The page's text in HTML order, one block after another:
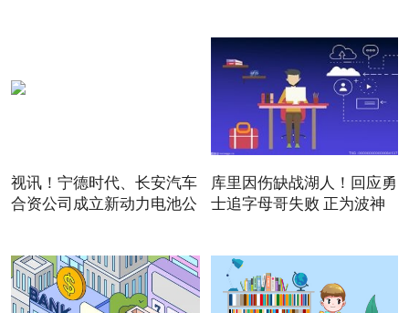
视讯！宁德时代、长安汽车
合资公司成立新动力电池公
库里因伤缺战湖人！回应勇
士追字母哥失败 正为波神